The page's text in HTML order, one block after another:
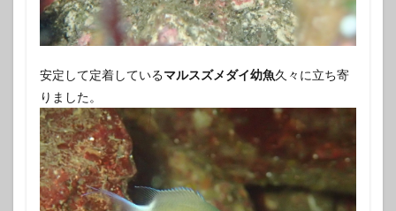
安定して定着しているマルスズメダイ幼魚久々に立ち寄
りました。